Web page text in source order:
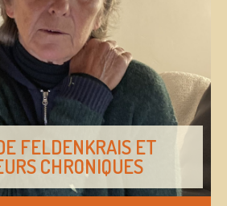
FELDENKRAIS ET
CHRONIQUES